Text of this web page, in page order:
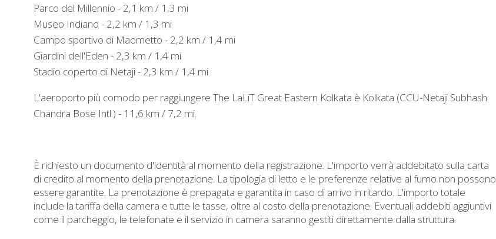
Parco del Millennio - 2,1 km / 1,3 mi
Museo Indiano - 2,2 km / 1,3 mi
Campo sportivo di Maometto - 2,2 km / 1,4 mi
Giardini dell'Eden - 2,3 km / 1,4 mi
Stadio coperto di Netaji - 2,3 km / 1,4 mi
L'aeroporto più comodo per raggiungere The LaLiT Great Eastern Kolkata è Kolkata (CCU-Netaji Subhash
Chandra Bose Intl.) - 11,6 km / 7,2 mi.
È richiesto un documento d'identità al momento della registrazione. L'importo verrà addebitato sulla carta
di credito al momento della prenotazione. La tipologia di letto e le preferenze relative al fumo non possono
essere garantite. La prenotazione è prepagata e garantita in caso di arrivo in ritardo. L'importo totale
include la tariffa della camera e tutte le tasse, oltre al costo della prenotazione. Eventuali addebiti aggiuntivi
come il parcheggio, le telefonate e il servizio in camera saranno gestiti direttamente dalla struttura.